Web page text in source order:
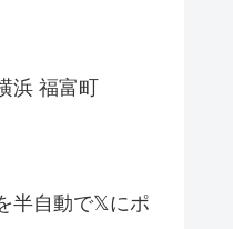
浜 福富町
半自動で𝕏にポ